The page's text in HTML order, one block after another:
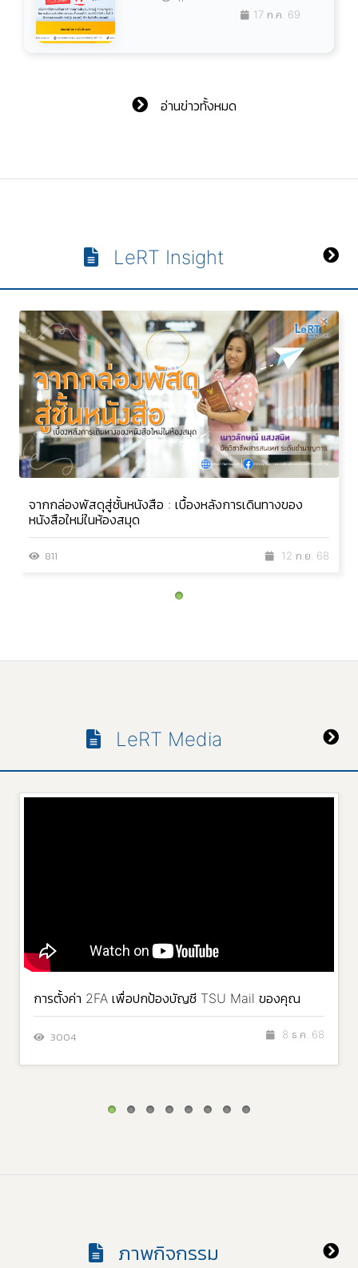
17 ก.ค. 69
อ่านข่าวทั้งหมด
LeRT Insight
จากกล่องพัสดุสู่ชั้นหนังสือ : เบื้องหลังการเดินทางของ
หนังสือใหม่ในห้องสมุด
811 12 ก.ย. 68
LeRT Media
การตั้งค่า 2FA เพื่อปกป้องบัญชี TSU Mail ของคุณ
3004 8 ธ.ค. 68
ภาพกิจกรรม